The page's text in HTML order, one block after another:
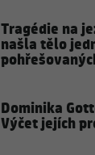
Tragédie na
našla tělo
Dominika
Výčet jejích